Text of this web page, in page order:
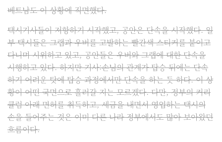
베트남도 이 상황에 직면했다.
택시기사들이 저항하기 시작했고, 공안은 단속을 시작했다. 일
부 택시들은 그랩과 우버를 고발하는 빨간색 스티커를 붙이고
다니며 시위하고 있고, 공안들은 우버와 그랩에 대한 단속을
시행하고 있다. 하지만 기사:손님의 관계가 탑승 뒤에는 단속
하기 어려운 탓에 탑승 과정에서만 단속을 하는 듯 하다. 이 상
황이 어떤 국면으로 흘러갈 지는 모르겠다. 다만, 정부의 커리
큘럼 아래 면허를 취득하고, 세금을 내면서 영업하는 택시의
손을 들어주는 것은 이미 다른 나라 정부에서도 많아 보아왔던
흐름이다.